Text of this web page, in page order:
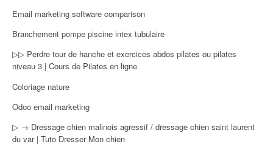
Email marketing software comparison
Branchement pompe piscine intex tubulaire
▷▷ Perdre tour de hanche et exercices abdos pilates ou pilates
niveau 3 | Cours de Pilates en ligne
Coloriage nature
Odoo email marketing
▷ → Dressage chien malinois agressif / dressage chien saint laurent
du var | Tuto Dresser Mon chien